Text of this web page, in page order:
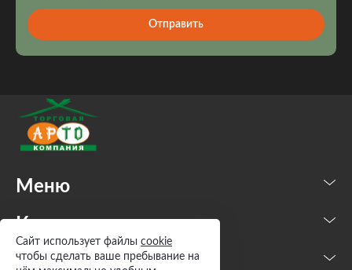
Отправить
Меню
Каталог
Контакты
Сайт использует файлы cookie
чтобы сделать ваше пребывание на